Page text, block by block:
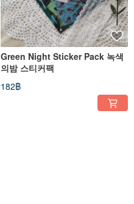
Green Night Sticker Pack 녹색
의밤 스티커팩
182฿